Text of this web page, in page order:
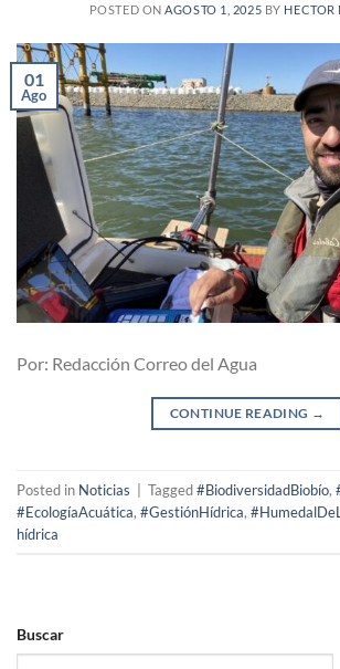
POSTED ON AGOSTO 1, 2025 BY
01
Ago
Por: Redacción Correo del Agua
CONTINUE READING →
Posted in Noticias | Tagged#BiodiversidadBiobío,
#EcologíaAcuática, #GestiónHídrica,
hídrica
Buscar